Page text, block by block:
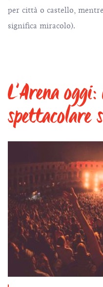
per città o castello,
significa miracolo).
L’Arena
spettacolare